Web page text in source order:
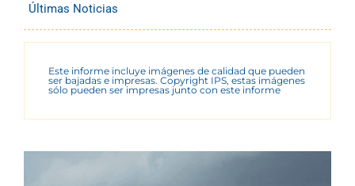
Últimas Noticias
Este informe incluye imágenes de calidad que pueden
ser bajadas e impresas. Copyright IPS, estas imágenes
sólo pueden ser impresas junto con este informe